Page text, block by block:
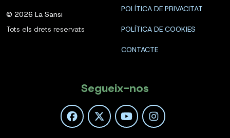
© 2026 La Sansi
Tots els drets reservats
POLÍTICA DE PRIVACITAT
POLÍTICA DE COOKIES
CONTACTE
Segueix-nos